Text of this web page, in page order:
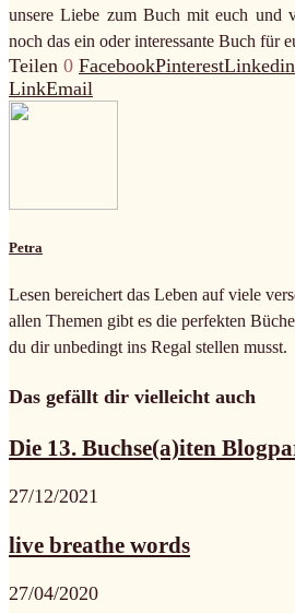
unsere Liebe zum Buch mit euch und
noch das ein oder interessante Buch für
Teilen 0 FacebookPinterestLinkedin
LinkEmail
Petra
Lesen bereichert das Leben auf viele
allen Themen gibt es die perfekten
du dir unbedingt ins Regal stellen musst.
Das gefällt dir vielleicht auch
Die 13. Buchse(a)iten
27/12/2021
live breathe words
27/04/2020